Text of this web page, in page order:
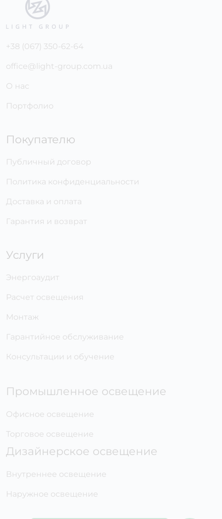
+38 (067) 350-62-64
office@light-group.com.ua
О нас
Портфолио
Покупателю
Публичный договор
Политика конфиденциальности
Доставка и оплата
Гарантия и возврат
Услуги
Энергоаудит
Расчет освещения
Монтаж
Гарантийное обслуживание
Консультации и обучение
Промышленное освещение
Офисное освещение
Торговое освещение
Дизайнерское освещение
Внутреннее освещение
Наружное освещение